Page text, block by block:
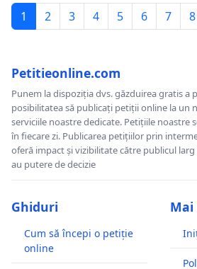
1 2 3 4 5 6 7 8
Petitieonline.com
Punem la dispoziția dvs. găzduirea gratis a
posibilitatea să publicați petiții online la un
serviciile noastre dedicate. Petițiile noastre
în fiecare zi. Publicarea petițiilor prin
oferă impact și vizibilitate către publicul larg
au putere de decizie
Ghiduri
Cum să începi o petiție
online